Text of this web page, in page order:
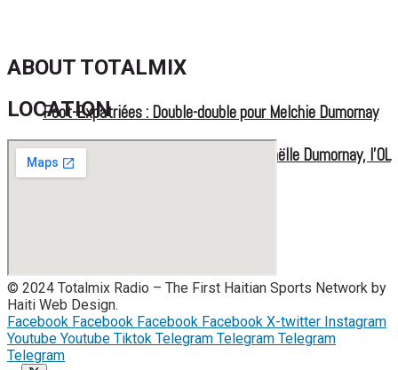
Foot-Expatriées : Un but de Melchie Daëlle Dumornay, l’OL
Foot-Expatriées : Double-double pour Melchie Dumornay
FOOT EXPATRIÉS
ABOUT TOTALMIX
LOCATION
© 2024 Totalmix Radio – The First Haitian Sports Network by
Haiti Web Design.
Facebook Facebook Facebook Facebook X-twitter Instagram
Youtube Youtube Tiktok Telegram Telegram Telegram
Telegram